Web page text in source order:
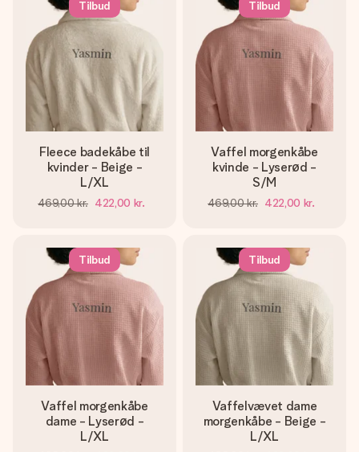
Tilbud
Fleece badekåbe til
kvinder - Beige -
L/XL
469,00 kr. 422,00 kr.
Tilbud
Vaffel morgenkåbe
kvinde - Lyserød -
S/M
469,00 kr. 422,00 kr.
Tilbud
Vaffel morgenkåbe
dame - Lyserød -
L/XL
Tilbud
Vaffelvævet dame
morgenkåbe - Beige -
L/XL